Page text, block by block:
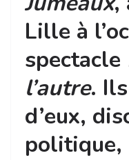
Lille à
spectacle
l’autre.
d’eux,
politique,